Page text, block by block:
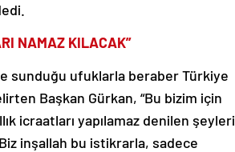
NAMAZ KILACAK”
sunduğu ufuklarla beraber Türkiye
Başkan Gürkan, “Bu bizim için
icraatları yapılamaz denilen şeyleri
inşallah bu istikrarla, sadece